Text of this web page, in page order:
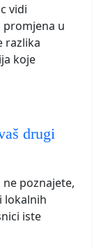
vidi
promjena u
razlika
koje
drugi
poznajete,
lokalnih
iste